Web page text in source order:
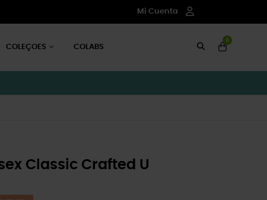
Mi Cuenta
COLEÇOES COLABS
0
Classic Crafted U